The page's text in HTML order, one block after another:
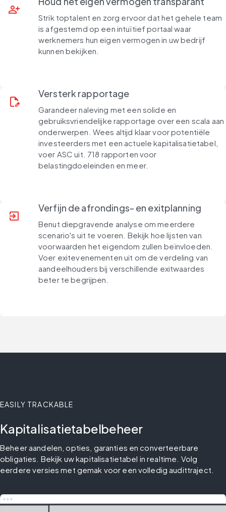
person_add
Strik toptalent en zorg ervoor dat het gehele team
is afgestemd op een intuïtief portaal waar
werknemers hun eigen vermogen in uw bedrijf
kunnen bekijken.
edit_document
Versterk rapportage
Garandeer naleving met een solide en
gebruiksvriendelijke rapportage over een scala aan
onderwerpen. Wees altijd klaar voor potentiële
investeerders met een actuele kapitalisatietabel,
voer ASC uit. 718 rapporten voor
belastingdoeleinden en meer.
exit_to_app
Verfijn de afrondings- en exitplanning
Benut diepgravende analyse om meerdere
scenario's uit te voeren. Bekijk hoe lijsten van
voorwaarden het eigendom zullen beïnvloeden.
Voer exitevenementen uit om de verdeling van
aandeelhouders bij verschillende exitwaardes
beter te begrijpen.
EASILY TRACKABLE
Kapitalisatietabelbeheer
Beheer aandelen, opties, garanties en converteerbare
obligaties. Bekijk uw kapitalisatietabel in realtime. Volg
eerdere versies met gemak voor een volledig audittraject.